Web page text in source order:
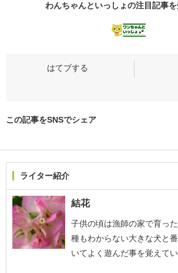
わんちゃんといっしょの注目記事
この記事をSNSでシェア
ライター紹介
結花
子供の頃は漁師の家で育っ
種もわからない大きな犬と
いてよく遊んだ事を覚えてい